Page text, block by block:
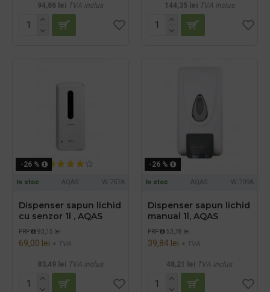
94,86 lei TVA inclus 144,35 lei TVA inclus
-26 %
In stoc AQAS W-757A
Dispenser sapun lichid
cu senzor 1l , AQAS
PRP 93,15 lei
69,00 lei + TVA
83,49 lei TVA inclus
-26 %
In stoc AQAS W-709A
Dispenser sapun lichid
manual 1l, AQAS
PRP 53,78 lei
39,84 lei + TVA
48,21 lei TVA inclus